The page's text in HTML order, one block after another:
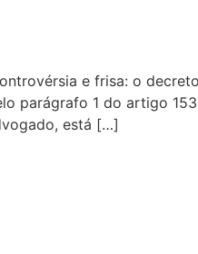
e frisa: o
parágrafo 1 do artigo
está […]